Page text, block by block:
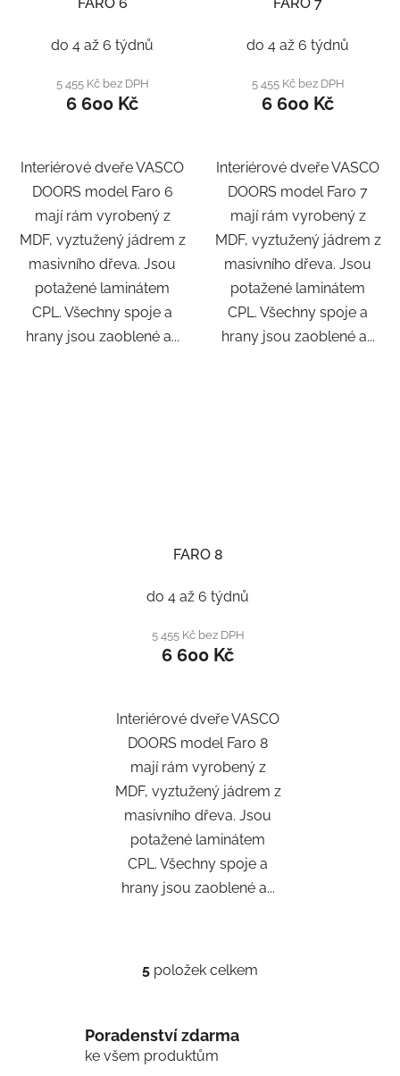
do 4 až 6 týdnů
5 455 Kč bez DPH
6 600 Kč
Interiérové dveře VASCO
DOORS model Faro 6
mají rám vyrobený z
MDF, vyztužený jádrem z
masivního dřeva. Jsou
potažené laminátem
CPL. Všechny spoje a
hrany jsou zaoblené a...
do 4 až 6 týdnů
5 455 Kč bez DPH
6 600 Kč
Interiérové dveře VASCO
DOORS model Faro 7
mají rám vyrobený z
MDF, vyztužený jádrem z
masivního dřeva. Jsou
potažené laminátem
CPL. Všechny spoje a
hrany jsou zaoblené a...
FARO 8
do 4 až 6 týdnů
5 455 Kč bez DPH
6 600 Kč
Interiérové dveře VASCO
DOORS model Faro 8
mají rám vyrobený z
MDF, vyztužený jádrem z
masivního dřeva. Jsou
potažené laminátem
CPL. Všechny spoje a
hrany jsou zaoblené a...
O
á
d
5 položek celkem
Poradenství zdarma
ke všem produktům